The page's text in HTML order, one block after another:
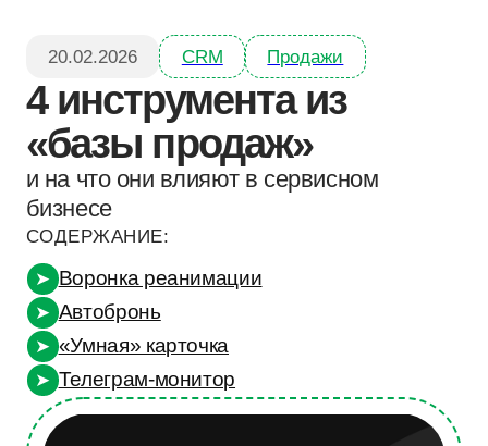
4 инструмента из
«базы продаж»
и на что они влияют в сервисном
бизнесе
➤ Воронка реанимации
➤ Автобронь
➤ Телеграм-монитор